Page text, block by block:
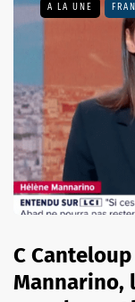
A LA UNE
C
Mannarino,